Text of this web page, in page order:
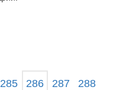
285 286 287 288